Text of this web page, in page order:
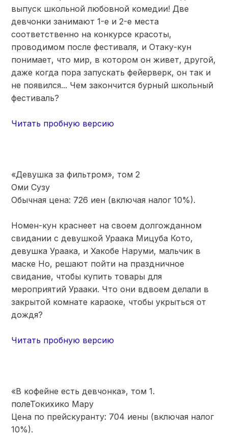
выпуск школьной любовной комедии! Две
девчонки занимают 1-е и 2-е места
соответственно на конкурсе красоты,
проводимом после фестиваля, и Отаку-кун
понимает, что мир, в котором он живет, другой,
даже когда пора запускать фейерверк, он так и
не появился... Чем закончится бурный школьный
фестиваль?
Читать пробную версию
«Девушка за фильтром», том 2
Оми Сузу
Обычная цена: 726 иен (включая налог 10%).
Номен-кун краснеет на своем долгожданном
свидании с девушкой Ураака Мицуба Кото,
девушка Ураака, и Хакобе Наруми, мальчик в
маске Но, решают пойти на праздничное
свидание, чтобы купить товары для
мероприятий Урааки. Что они вдвоем делали в
закрытой комнате караоке, чтобы укрыться от
дождя?
Читать пробную версию
«В кофейне есть девчонка», том 1.
полеТокихико Мару
Цена по прейскуранту: 704 иены (включая налог
10%).